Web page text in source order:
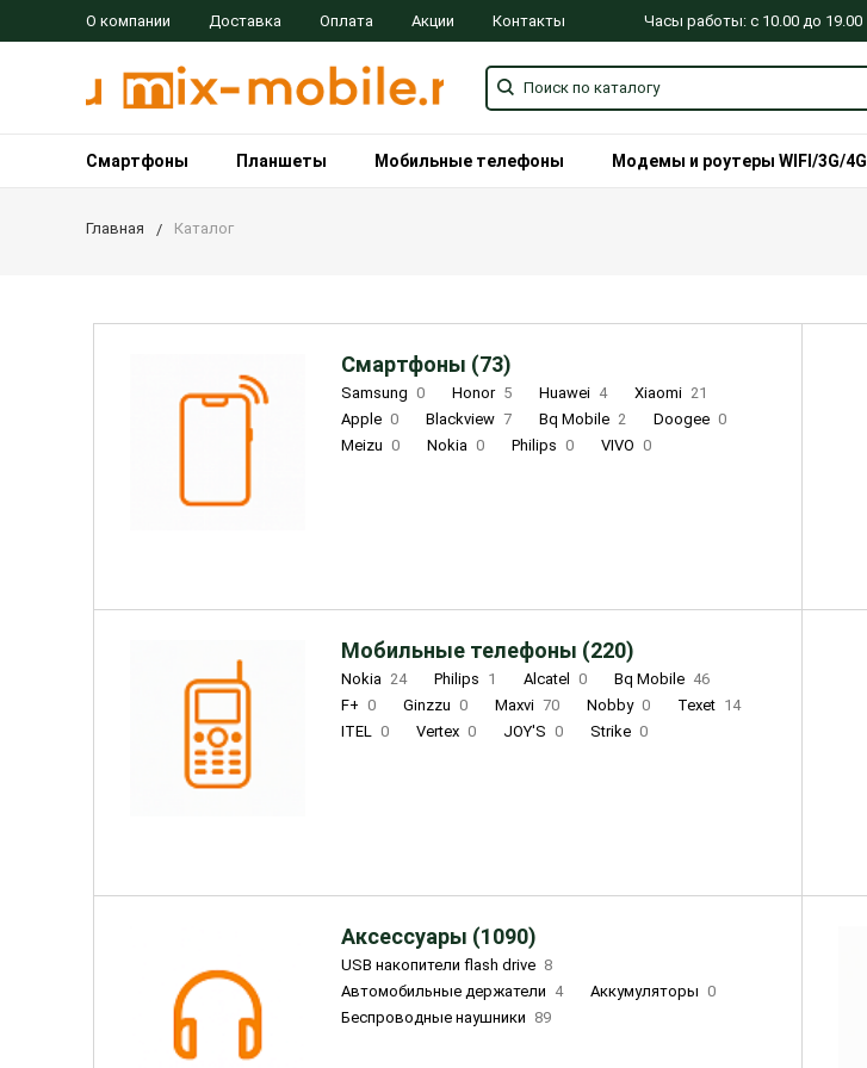
О компании Доставка Оплата Акции Контакты Часы работы: с 10.00 до 19.00
Смартфоны Планшеты Мобильные телефоны Модемы и роутеры WIFI/3G/4G
Главная Каталог
Смартфоны (73)
Samsung 0 Honor 5 Huawei 4 Xiaomi 21
Apple 0 Blackview 7 Bq Mobile 2 Doogee 0
Meizu 0 Nokia 0 Philips 0 VIVO 0
Мобильные телефоны (220)
Nokia 24 Philips 1 Alcatel 0 Bq Mobile 46
F+ 0 Ginzzu 0 Maxvi 70 Nobby 0 Texet 14
ITEL 0 Vertex 0 JOY'S 0 Strike 0
Аксессуары (1090)
USB накопители flash drive 8
Автомобильные держатели 4 Аккумуляторы 0
Беспроводные наушники 89